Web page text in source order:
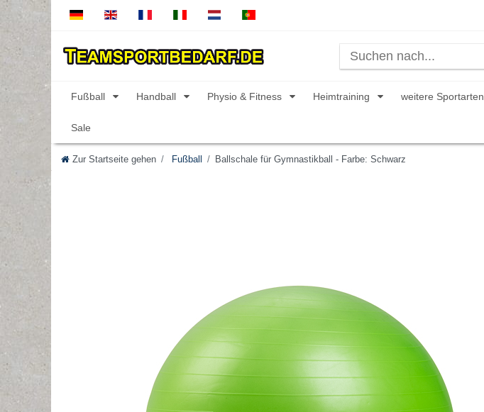
Fußball Handball Physio & Fitness Heimtraining weitere Sportarten
Sale
Zur Startseite gehen Fußball Ballschale für Gymnastikball - Farbe: Schwarz